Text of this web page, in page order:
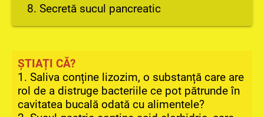
8. Secretă sucul pancreatic
ȘTIAȚI CĂ?
1. Saliva conține lizozim, o substanță care are
rol de a distruge bacteriile ce pot pătrunde în
cavitatea bucală odată cu alimentele?